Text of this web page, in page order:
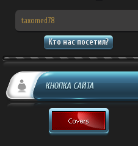
taxomed78
Кто нас посетил?
КНОПКА САЙТА